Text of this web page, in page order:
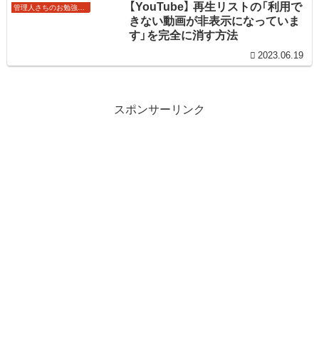
【YouTube】 再生リストの「利用で
きない動画が非表示になっていま
す」を完全に消す方法
2023.06.19
スポンサーリンク